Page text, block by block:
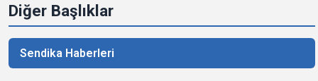
Diğer Başlıklar
Sendika Haberleri